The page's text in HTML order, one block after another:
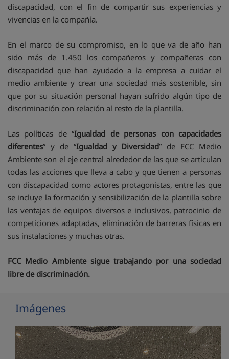
discapacidad, con el fin de compartir sus experiencias y
vivencias en la compañía.
En el marco de su compromiso, en lo que va de año han
sido más de 1.450 los compañeros y compañeras con
discapacidad que han ayudado a la empresa a cuidar el
medio ambiente y crear una sociedad más sostenible, sin
que por su situación personal hayan sufrido algún tipo de
discriminación con relación al resto de la plantilla.
Las políticas de “Igualdad de personas con capacidades
diferentes” y de “Igualdad y Diversidad” de FCC Medio
Ambiente son el eje central alrededor de las que se articulan
todas las acciones que lleva a cabo y que tienen a personas
con discapacidad como actores protagonistas, entre las que
se incluye la formación y sensibilización de la plantilla sobre
las ventajas de equipos diversos e inclusivos, patrocinio de
competiciones adaptadas, eliminación de barreras físicas en
sus instalaciones y muchas otras.
FCC Medio Ambiente sigue trabajando por una sociedad
libre de discriminación.
Imágenes